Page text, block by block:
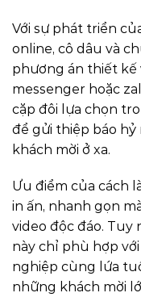
Với sự phát triển
online, cô dâu và
phương án thiết kế
messenger hoặc
cặp đôi lựa chọn
để gửi thiệp báo hỷ
khách mời ở xa.
Ưu điểm của cách
in ấn, nhanh gọn
video độc đáo. Tuy
này chỉ phù hợp
nghiệp cùng lứa
những khách mời